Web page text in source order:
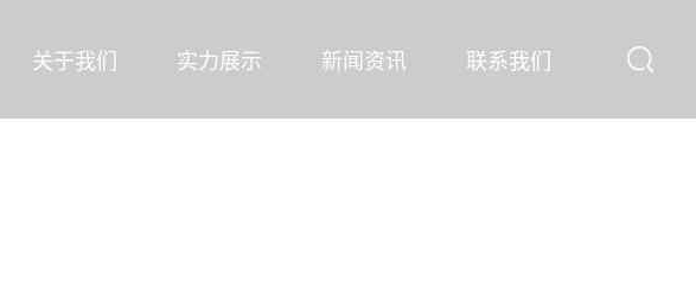
关于我们 实力展示 新闻资讯 联系我们